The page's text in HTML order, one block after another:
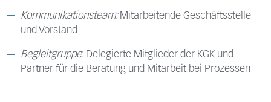
Kommunikationsteam:Mitarbeitende Geschäftsstelle
und Vorstand
Begleitgruppe: Delegierte Mitglieder der KGK und
Partner für die Beratung und Mitarbeit bei Prozessen